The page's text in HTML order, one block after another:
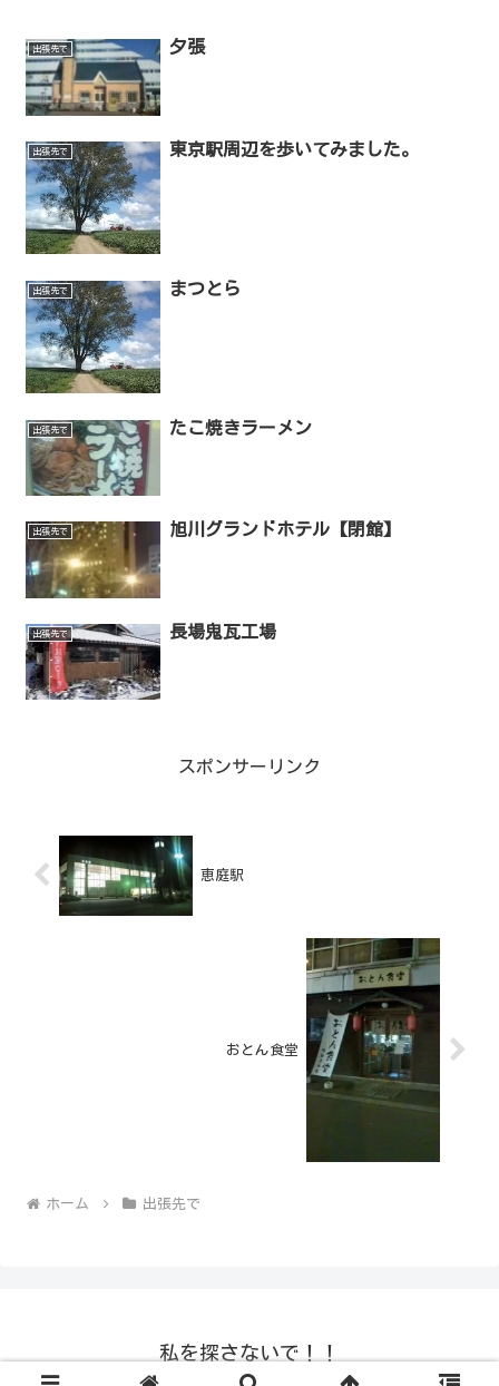
出張先で 夕張
出張先で 東京駅周辺を歩いてみました。
出張先で まつとら
出張先で たこ焼きラーメン
出張先で 旭川グランドホテル【閉館】
出張先で 長場鬼瓦工場
スポンサーリンク
恵庭駅
おとん食堂
ホーム 出張先で
私を探さないで！！